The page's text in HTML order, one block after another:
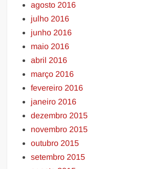
agosto 2016
julho 2016
junho 2016
maio 2016
abril 2016
março 2016
fevereiro 2016
janeiro 2016
dezembro 2015
novembro 2015
outubro 2015
setembro 2015